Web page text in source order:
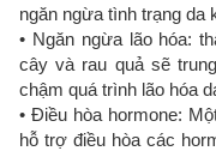
ngăn ngừa tình trạng da
• Ngăn ngừa lão hóa:
cây và rau quả sẽ
chậm quá trình lão hóa
• Điều hòa hormone:
hỗ trợ điều hòa các